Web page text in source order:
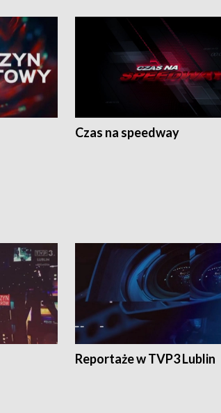
Czas na speedway
Reportaże w TVP3 Lublin